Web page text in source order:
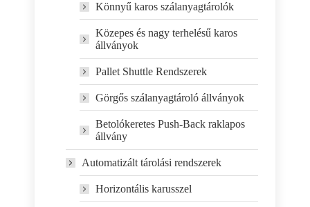
Könnyű karos szálanyagtárolók
Közepes és nagy terhelésű karos
állványok
Pallet Shuttle Rendszerek
Görgős szálanyagtároló állványok
Betolókeretes Push-Back raklapos
állvány
Automatizált tárolási rendszerek
Horizontális karusszel